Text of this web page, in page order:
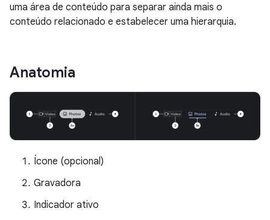
uma área de conteúdo para separar ainda mais o
conteúdo relacionado e estabelecer uma hierarquia.
Anatomia
Ícone (opcional)
Gravadora
Indicador ativo